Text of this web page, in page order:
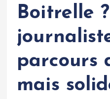
Boitrelle
parcours
mais